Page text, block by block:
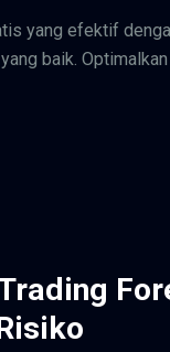
yang efektif
baik. Optimalkan